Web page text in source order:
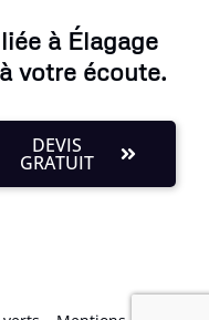
à Élagage
votre écoute.
DEVIS
GRATUIT